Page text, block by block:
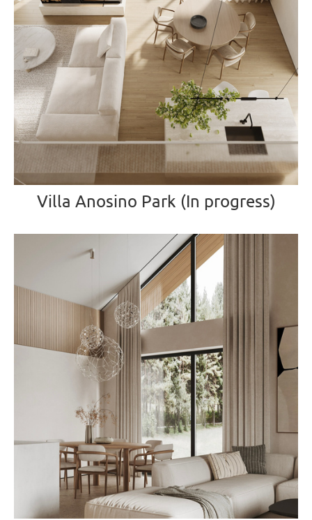
Villa Anosino Park (In progress)